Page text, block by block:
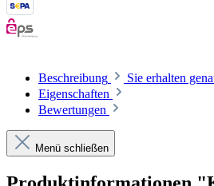
Beschreibung
Sie erhalten
Eigenschaften
Bewertungen
Menü schließen